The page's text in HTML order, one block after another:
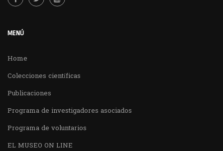
MENÚ
Home
Colecciones científicas
Publicaciones
Programa de investigadores asociados
Programa de voluntarios
EL MUSEO ON LINE